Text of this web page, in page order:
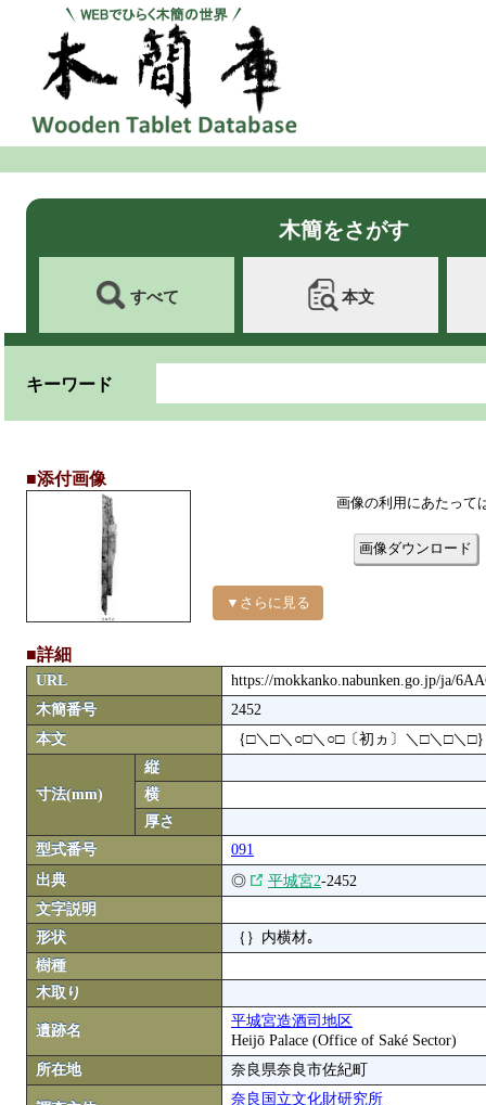
木簡をさがす
すべて 本文
キーワード
■添付画像
▼さらに見る
画像の利用にあたって
画像ダウンロード
■詳細
URL
https://mokkanko.nabunken.go.jp/ja/
木簡番号
2452
本文
｛□＼□＼○□＼○□〔初ヵ〕＼□＼□＼□
寸法(mm)
縦
横
厚さ
型式番号
091
出典
◎ 平城宮2-2452
文字説明
形状
｛｝内横材｡
樹種
木取り
遺跡名
平城宮造酒司地区
Heijō Palace (Office of Saké Sector)
所在地
奈良県奈良市佐紀町
奈良国立文化財研究所